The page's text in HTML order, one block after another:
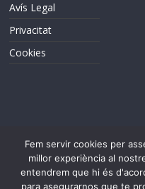
Avís Legal
Privacitat
Cookies
Fem servir cookies per
millor experiència al
entendrem que hi és
para asegurarnos que te